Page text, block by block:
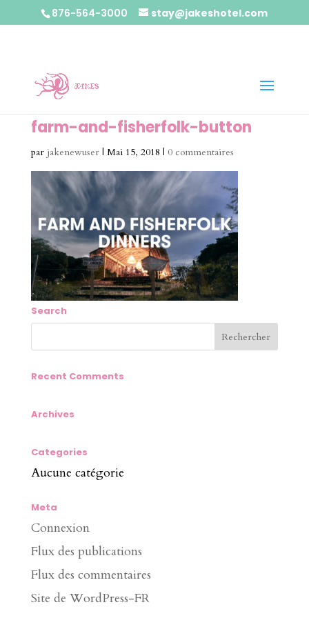
876-564-3000 stay@jakeshotel.com
farm-and-fisherfolk-button
par jakenewuser| Mai 15, 2018 | 0 commentaires
Search
Recent Comments
Archives
Categories
Aucune catégorie
Meta
Connexion
Flux des publications
Flux des commentaires
Site de WordPress-FR